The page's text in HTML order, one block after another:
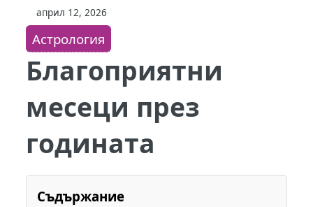
април 12, 2026
Астрология
Благоприятни
месеци през
годината
Съдържание